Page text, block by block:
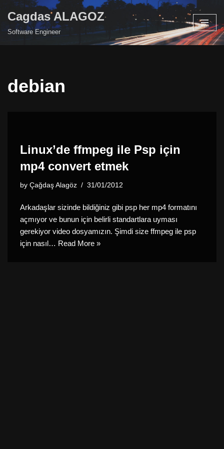
Skip
Cagdas ALAGOZ
Software Engineer
debian
Linux’de ffmpeg ile Psp için
mp4 convert etmek
by Çağdaş Alagöz 31/01/2012
Arkadaşlar sizinde bildiğiniz gibi psp her mp4 formatını
açmıyor ve bunun için belirli standartlara uyması
gerekiyor video dosyamızın. Şimdi size ffmpeg ile psp
için nasıl… Read More »